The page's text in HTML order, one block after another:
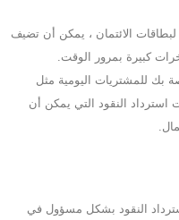
الائتمان ، يمكن أن تضيف
كبيرة بمرور الوقت.
بك للمشتريات اليومية مثل
استرداد النقود التي يمكن أن
النقود بشكل مسؤول في